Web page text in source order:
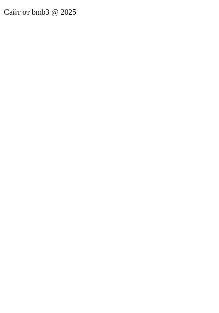
Сайт от bmb3 @ 2025